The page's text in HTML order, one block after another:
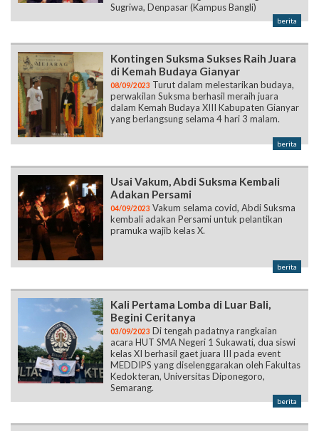
Sugriwa, Denpasar (Kampus Bangli)
berita
Kontingen Suksma Sukses Raih Juara
di Kemah Budaya Gianyar
08/09/2023 Turut dalam melestarikan budaya,
perwakilan Suksma berhasil meraih juara
dalam Kemah Budaya XIII Kabupaten Gianyar
yang berlangsung selama 4 hari 3 malam.
berita
Usai Vakum, Abdi Suksma Kembali
Adakan Persami
04/09/2023 Vakum selama covid, Abdi Suksma
kembali adakan Persami untuk pelantikan
pramuka wajib kelas X.
berita
Kali Pertama Lomba di Luar Bali,
Begini Ceritanya
03/09/2023 Di tengah padatnya rangkaian
acara HUT SMA Negeri 1 Sukawati, dua siswi
kelas XI berhasil gaet juara III pada event
MEDDIPS yang diselenggarakan oleh Fakultas
Kedokteran, Universitas Diponegoro,
Semarang.
berita